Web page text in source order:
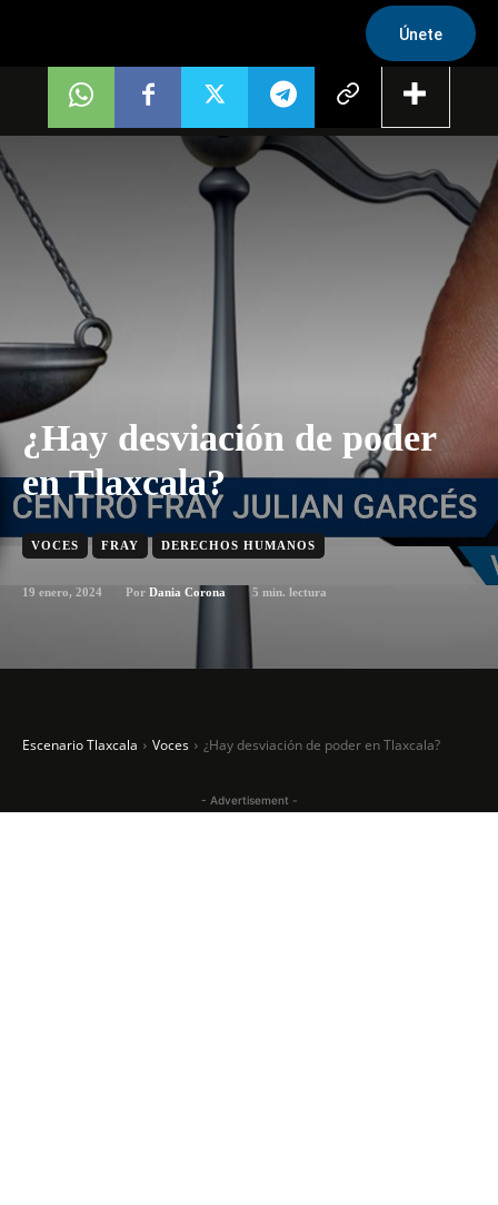
Únete
¿Hay desviación de poder
en Tlaxcala?
VOCES FRAY DERECHOS HUMANOS
19 enero, 2024 Por Dania Corona 5 min. lectura
Escenario Tlaxcala Voces ¿Hay desviación de poder en Tlaxcala?
- Advertisement -